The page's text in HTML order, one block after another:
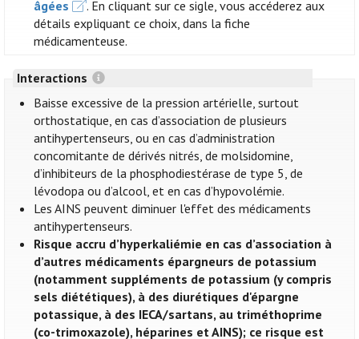
âgées
. En cliquant sur ce sigle, vous accéderez aux
détails expliquant ce choix, dans la fiche
médicamenteuse.
Interactions
Baisse excessive de la pression artérielle, surtout
orthostatique, en cas d’association de plusieurs
antihypertenseurs, ou en cas d’administration
concomitante de dérivés nitrés, de molsidomine,
d’inhibiteurs de la phosphodiestérase de type 5, de
lévodopa ou d’alcool, et en cas d’hypovolémie.
Les AINS peuvent diminuer l'effet des médicaments
antihypertenseurs.
Risque accru d’hyperkaliémie en cas d’association à
d’autres médicaments épargneurs de potassium
(notamment suppléments de potassium (y compris
sels diététiques), à des diurétiques d'épargne
potassique, à des IECA/sartans, au triméthoprime
(co-trimoxazole), héparines et AINS); ce risque est